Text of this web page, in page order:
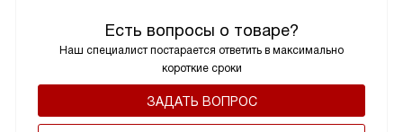
Есть вопросы о товаре?
Наш специалист постарается ответить в максимально
короткие сроки
ЗАДАТЬ ВОПРОС